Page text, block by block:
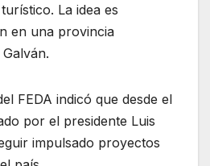
La idea es
en una provincia
FEDA indicó que desde el
por el presidente Luis
impulsado proyectos